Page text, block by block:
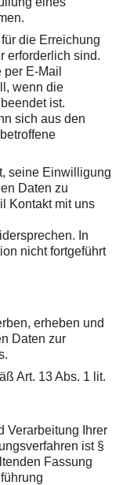
die Erreichung
erforderlich sind.
E-Mail
wenn die
ist.
sich aus den
seine Einwilligung
Daten zu
Kontakt mit uns
In
nicht fortgeführt
erheben und
Daten zur
Art. 13 Abs. 1 lit.
Verarbeitung Ihrer
ist §
Fassung